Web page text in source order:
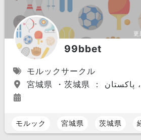
99bbet
モルックサークル
モルック 宮城県 茨城県